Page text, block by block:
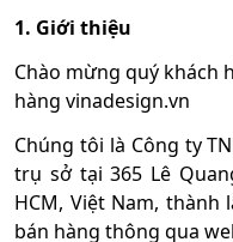
1. Giới thiệu
Chào mừng quý khách
hàng vinadesign.vn
Chúng tôi là Công ty
trụ sở tại 365 Lê
HCM, Việt Nam,
bán hàng thông qua